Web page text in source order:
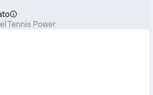
Tennis Power